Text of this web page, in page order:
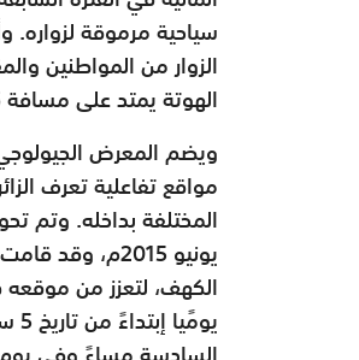
سياحية مرموقة
الزوار من المواطنين
الهوتة يمتد على مسافة 5ر4 كلم اجمالًا وتبلغ المسافة المخصصة للزوار 500 متر.
مواقع تفاعلية تعرف
المختلفة بداخله. وتم
يونيو
الكهف، لتعزز من